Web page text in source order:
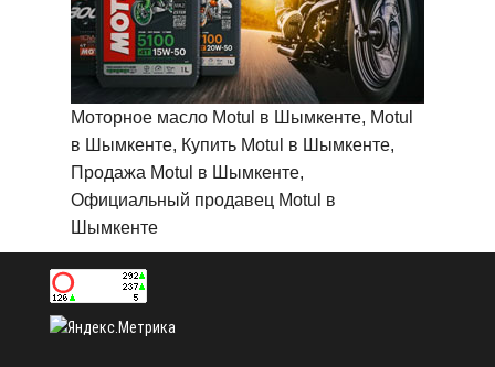
Моторное масло Motul в Шымкенте, Motul
в Шымкенте, Купить Motul в Шымкенте,
Продажа Motul в Шымкенте,
Официальный продавец Motul в
Шымкенте